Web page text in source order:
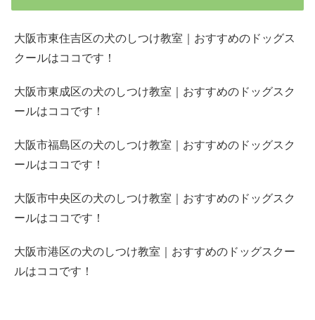
大阪市東住吉区の犬のしつけ教室｜おすすめのドッグス
クールはココです！
大阪市東成区の犬のしつけ教室｜おすすめのドッグスク
ールはココです！
大阪市福島区の犬のしつけ教室｜おすすめのドッグスク
ールはココです！
大阪市中央区の犬のしつけ教室｜おすすめのドッグスク
ールはココです！
大阪市港区の犬のしつけ教室｜おすすめのドッグスクー
ルはココです！